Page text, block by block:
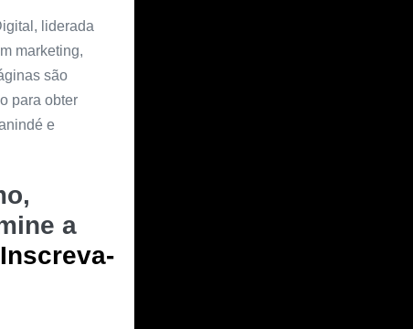
liderada
marketing,
são
para obter
e
a
Inscreva-